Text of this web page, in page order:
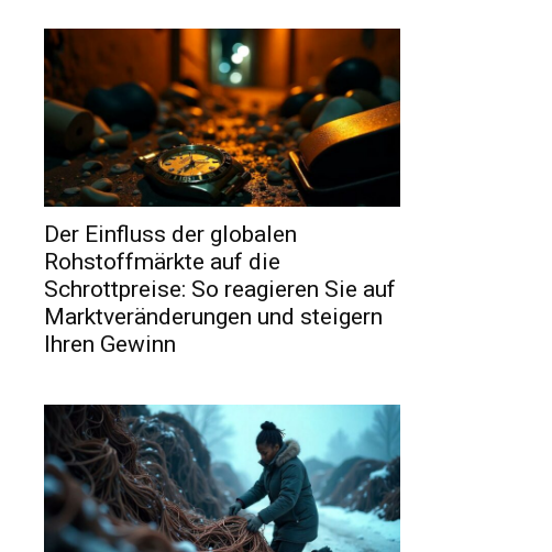
Der Einfluss der globalen
Rohstoffmärkte auf die
Schrottpreise: So reagieren Sie auf
Marktveränderungen und steigern
Ihren Gewinn